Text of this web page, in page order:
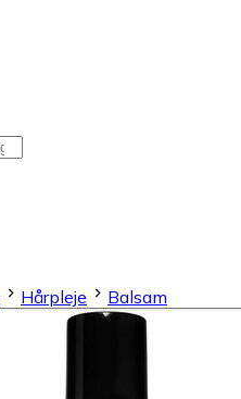
Hårpleje Balsam